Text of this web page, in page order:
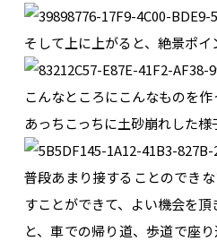
そして上に上がると、絶景ポイ
こんなところにこんなものを作
あっちこっちに土砂崩れした様
普段あまり接することのでき
すことができて、よい機会を頂
と、車での帰り道、歩道で座